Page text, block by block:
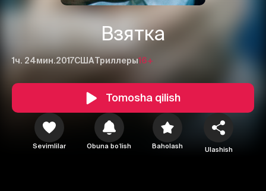
Взятка
1ч. 24мин.2017СШАТриллеры16+
Tomosha qilish
Sevimlilar Obuna boʻlish Baholash Ulashish3